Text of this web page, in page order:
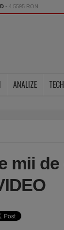
- 4.5595 RON
ANALIZE TECH
mii de